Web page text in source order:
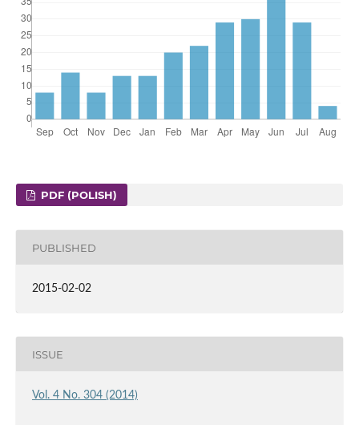
PDF (POLISH)
PUBLISHED
2015-02-02
ISSUE
Vol. 4 No. 304 (2014)